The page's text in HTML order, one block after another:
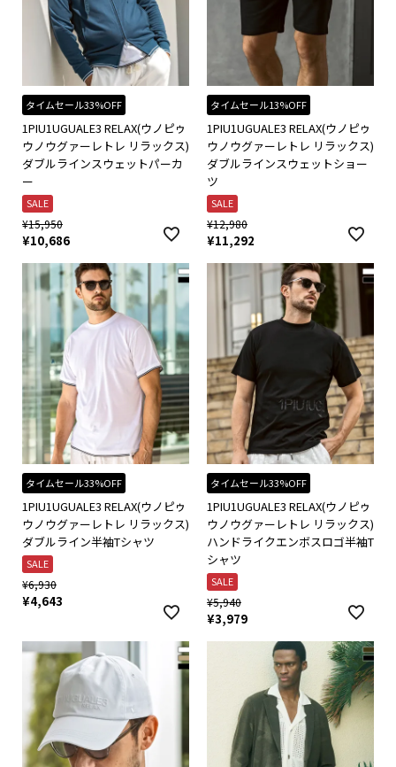
タイムセール33%OFF
1PIU1UGUALE3 RELAX(ウノピゥ
ウノウグァーレトレ リラックス)
ダブルラインスウェットパーカ
ー
SALE
¥15,950
¥10,686
タイムセール13%OFF
1PIU1UGUALE3 RELAX(ウノピゥ
ウノウグァーレトレ リラックス)
ダブルラインスウェットショー
ツ
SALE
¥12,980
¥11,292
タイムセール33%OFF
1PIU1UGUALE3 RELAX(ウノピゥ
ウノウグァーレトレ リラックス)
ダブルライン半袖Tシャツ
SALE
¥6,930
¥4,643
タイムセール33%OFF
1PIU1UGUALE3 RELAX(ウノピゥ
ウノウグァーレトレ リラックス)
ハンドライクエンボスロゴ半袖T
シャツ
SALE
¥5,940
¥3,979